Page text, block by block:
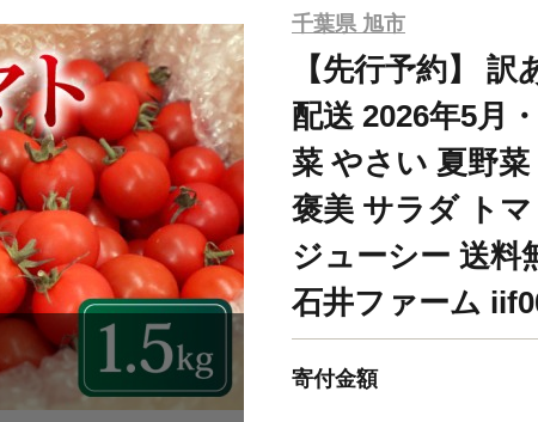
千葉県 旭市
【先行予約】
配送 2026年5月
菜 やさい 夏野
褒美 サラダ ト
ジューシー 送料
石井ファーム
寄付金額